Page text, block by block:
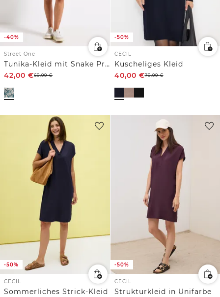
-40%
Street One
Tunika-Kleid mit Snake Print
42,00 €69,99€
-50%
CECIL
Kuscheliges Kleid
40,00 €79,99€
-50%
CECIL
Sommerliches Strick-Kleid
-50%
CECIL
Strukturkleid in Unifarbe